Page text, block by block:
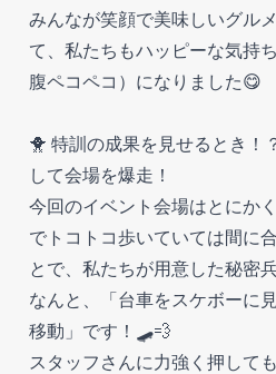
みんなが笑顔で美味しいグル
て、私たちもハッピーな気持
腹ペコペコ）になりました😋
🐥 特訓の成果を見せるとき！
して会場を爆走！
今回のイベント会場はとにか
でトコトコ歩いていては間に
とで、私たちが用意した秘密
なんと、「台車をスケボーに
移動」です！🛹💨
スタッフさんに力強く押して